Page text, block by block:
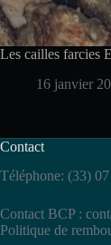
Les cailles farcies
16 janvier
Contact
Téléphone: (33)
Contact BCP :
Politique de